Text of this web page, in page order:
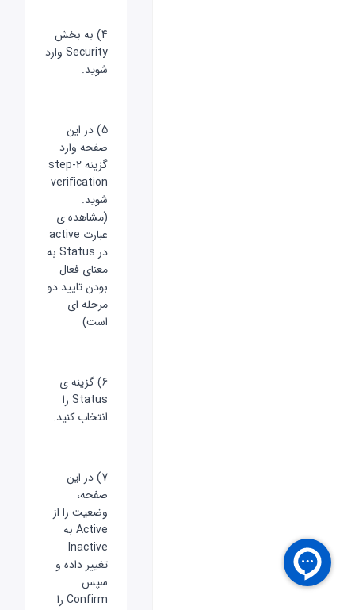
4) به بخش
Security وارد
شوید.
5) در این
صفحه وارد
گزینه 2-step
verification
شوید.
(مشاهده ی
عبارت active
در Status به
معنای فعال
بودن تایید دو
مرحله ای
است)
6) گزینه ی
Status را
انتخاب کنید.
7) در این
صفحه،
وضعیت را از
Active به
Inactive
تغییر داده و
سپس
Confirm را